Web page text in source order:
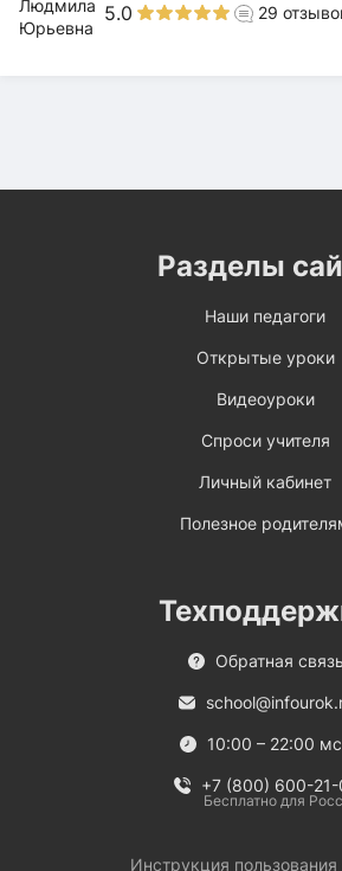
5.0 29
Разделы
Наши педагоги
Открытые уроки
Видеоуроки
Спроси учителя
Личный кабинет
Полезное
Обратная связь
10:00 – 22:00
+7 (800) 600-21-
Бесплатно для
Инструкция пользования